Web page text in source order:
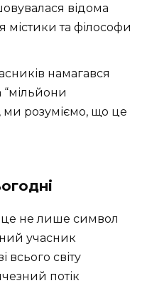
відома
містики та філософи
намагався
ми розуміємо, що це
не лише символ
учасник
всього світу
потік